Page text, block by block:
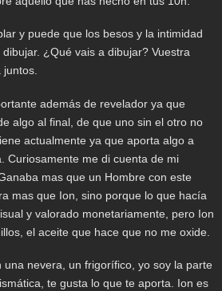
y puede que los besos y la intimidad
¿Qué vais a dibujar? Vuestra
juntos.
además de revelador ya que
algo al final, de que uno sin el otro no
actualmente ya que aporta algo a
Curiosamente me di cuenta de mi
mas que un Hombre con este
mas que Ion, sino porque lo que hacía
y valorado monetariamente, pero Ion
el aceite que hace que no me oxide.
una nevera, un frigorífico, yo soy la parte
te gusta lo que te aporta. Ion es